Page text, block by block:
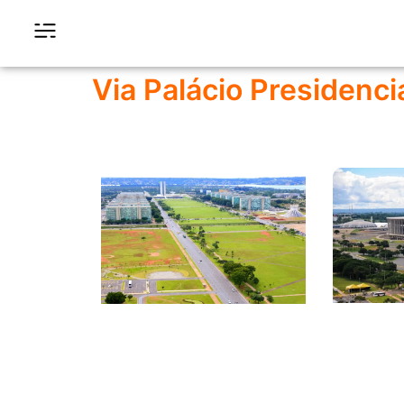
Via Palácio